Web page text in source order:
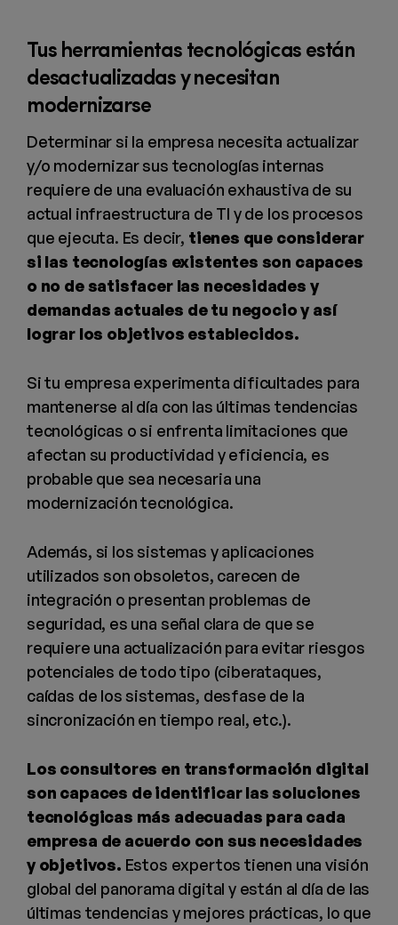
Tus herramientas tecnológicas están
desactualizadas y necesitan
modernizarse
Determinar si la empresa necesita actualizar
y/o modernizar sus tecnologías internas
requiere de una evaluación exhaustiva de su
actual infraestructura de TI y de los procesos
que ejecuta. Es decir, tienes que considerar
si las tecnologías existentes son capaces
o no de satisfacer las necesidades y
demandas actuales de tu negocio y así
lograr los objetivos establecidos.
Si tu empresa experimenta dificultades para
mantenerse al día con las últimas tendencias
tecnológicas o si enfrenta limitaciones que
afectan su productividad y eficiencia, es
probable que sea necesaria una
modernización tecnológica.
Además, si los sistemas y aplicaciones
utilizados son obsoletos, carecen de
integración o presentan problemas de
seguridad, es una señal clara de que se
requiere una actualización para evitar riesgos
potenciales de todo tipo (ciberataques,
caídas de los sistemas, desfase de la
sincronización en tiempo real, etc.).
Los consultores en transformación digital
son capaces de identificar las soluciones
tecnológicas más adecuadas para cada
empresa de acuerdo con sus necesidades
y objetivos. Estos expertos tienen una visión
global del panorama digital y están al día de las
últimas tendencias y mejores prácticas, lo que